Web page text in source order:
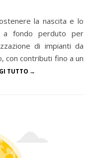
la nascita e lo
a fondo perduto per
di impianti da
con contributi fino a un
TUTTO